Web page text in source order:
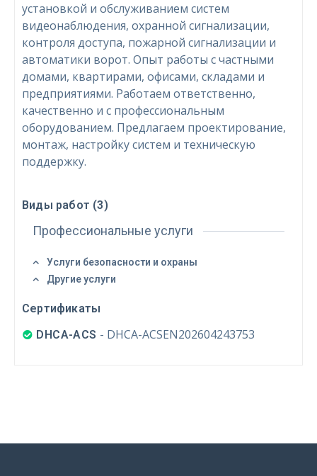
Войти
Забыли пароль?
 Sign in with Apple
установкой и обслуживанием систем
видеонаблюдения, охранной сигнализации,
контроля доступа, пожарной сигнализации и
автоматики ворот. Опыт работы с частными
домами, квартирами, офисами, складами и
предприятиями. Работаем ответственно,
качественно и с профессиональным
оборудованием. Предлагаем проектирование,
монтаж, настройку систем и техническую
поддержку.
Виды работ (3)
Профессиональные услуги
Услуги безопасности и охраны
Другие услуги
Сертификаты
DHCA-ACS - DHCA-ACSEN202604243753